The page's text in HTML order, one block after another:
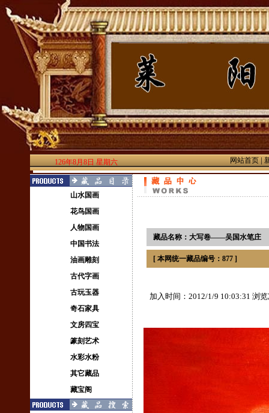
126年8月8日 星期六 网站首页|
山水国画
花鸟国画
人物国画
中国书法
油画雕刻
古代字画
古玩玉器
奇石家具
文房四宝
篆刻艺术
水彩水粉
其它藏品
藏宝阁
藏品名称：大写卷——吴国水笔庄
[ 本网统一藏品编号：877 ]
加入时间：2012/1/9 10:03:31 浏